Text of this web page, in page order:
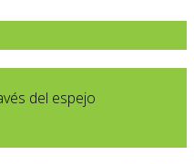
del espejo